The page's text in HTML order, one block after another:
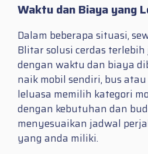
Waktu dan Biaya yang
Dalam beberapa situasi,
Blitar solusi cerdas
dengan waktu dan biaya
naik mobil sendiri, bus
leluasa memilih kategori
dengan kebutuhan dan
menyesuaikan jadwal
yang anda miliki.